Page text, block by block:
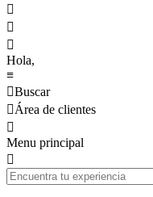



Hola,
≡
Buscar
Área de clientes

Menu principal
